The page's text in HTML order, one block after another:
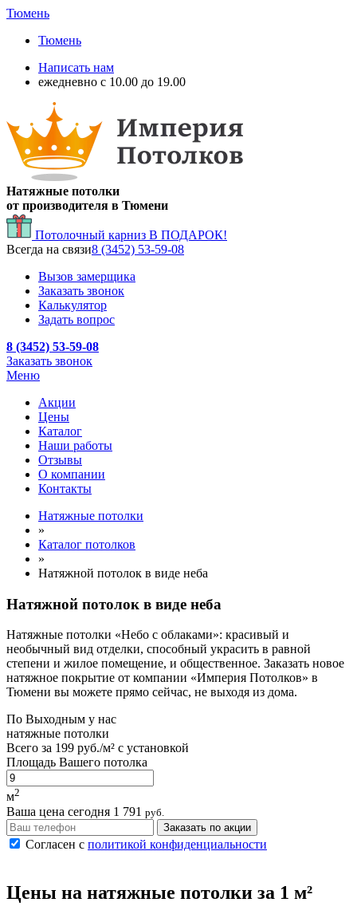
Тюмень
Тюмень
Написать нам
ежедневно с 10.00 до 19.00
Натяжные потолки
от производителя в Тюмени
Потолочный карниз В ПОДАРОК!
Всегда на связи8 (3452) 53-59-08
Вызов замерщика
Заказать звонок
Калькулятор
Задать вопрос
8 (3452) 53-59-08
Заказать звонок
Меню
Акции
Цены
Каталог
Наши работы
Отзывы
О компании
Контакты
Натяжные потолки
»
Каталог потолков
»
Натяжной потолок в виде неба
Натяжной потолок в виде неба
Натяжные потолки «Небо с облаками»: красивый и
необычный вид отделки, способный украсить в равной
степени и жилое помещение, и общественное. Заказать новое
натяжное покрытие от компании «Империя Потолков» в
Тюмени вы можете прямо сейчас, не выходя из дома.
По Выходным у нас
натяжные потолки
Всего за 199 руб./м² с установкой
Площадь Вашего потолка
м2
Ваша цена сегодня 1 791 руб.
Заказать по акции
Согласен с политикой конфиденциальности
Цены на натяжные потолки за 1 м²